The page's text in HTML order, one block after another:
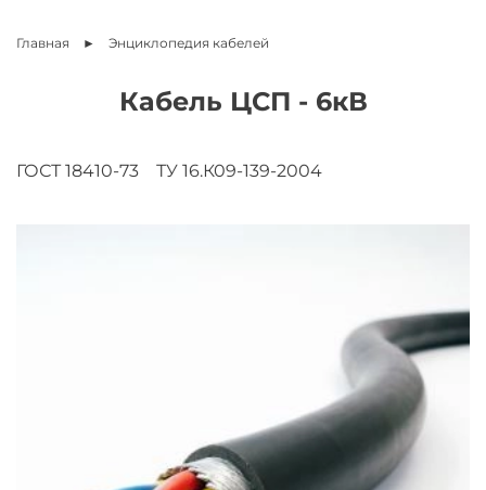
Главная Энциклопедия кабелей
Кабель ЦСП - 6кВ
ГОСТ 18410-73 ТУ 16.К09-139-2004